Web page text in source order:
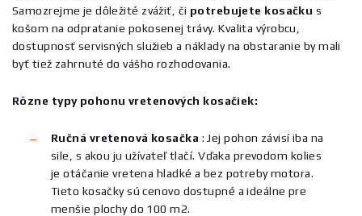
Samozrejme je dôležité zvážiť, či potrebujete kosačku s
košom na odpratanie pokosenej trávy. Kvalita výrobcu,
dostupnosť servisných služieb a náklady na obstaranie by mali
byť tiež zahrnuté do vášho rozhodovania.
Rôzne typy pohonu vretenových kosačiek:
Ručná vretenová kosačka : Jej pohon závisí iba na
sile, s akou ju užívateľ tlačí. Vďaka prevodom kolies
je otáčanie vretena hladké a bez potreby motora.
Tieto kosačky sú cenovo dostupné a ideálne pre
menšie plochy do 100 m2.